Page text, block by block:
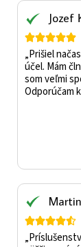
Jozef

„Prišiel
účel. Mám
som veľmi
Odporúčam
